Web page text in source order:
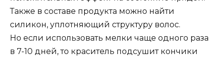
Также в составе продукта можно найти
силикон, уплотняющий структуру волос.
Но если использовать мелки чаще одного раза
в 7-10 дней, то краситель подсушит кончики